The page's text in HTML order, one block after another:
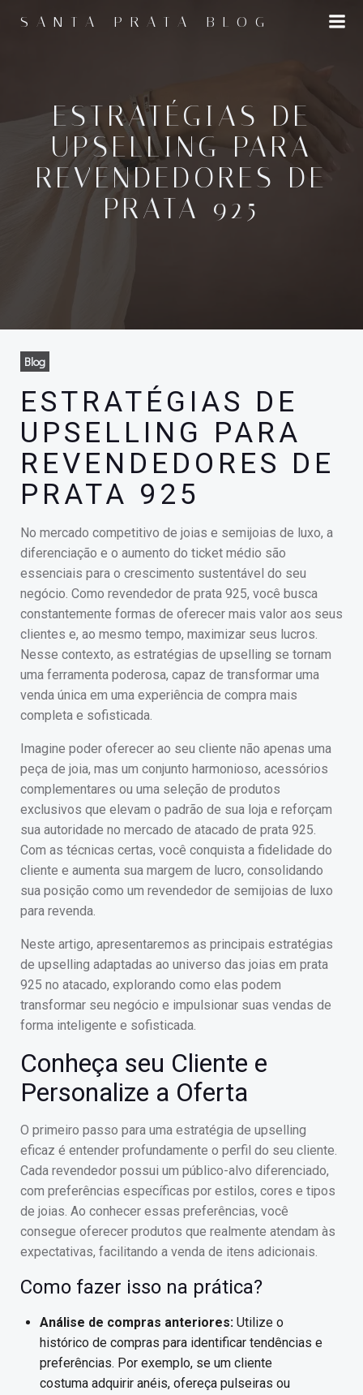
para
SANTA PRATA BLOG
ESTRATÉGIAS DE
UPSELLING PARA
REVENDEDORES DE
PRATA 925
Blog
ESTRATÉGIAS DE
UPSELLING PARA
REVENDEDORES DE
PRATA 925
No mercado competitivo de joias e semijoias de luxo, a
diferenciação e o aumento do ticket médio são
essenciais para o crescimento sustentável do seu
negócio. Como revendedor de prata 925, você busca
constantemente formas de oferecer mais valor aos seus
clientes e, ao mesmo tempo, maximizar seus lucros.
Nesse contexto, as estratégias de upselling se tornam
uma ferramenta poderosa, capaz de transformar uma
venda única em uma experiência de compra mais
completa e sofisticada.
Imagine poder oferecer ao seu cliente não apenas uma
peça de joia, mas um conjunto harmonioso, acessórios
complementares ou uma seleção de produtos
exclusivos que elevam o padrão de sua loja e reforçam
sua autoridade no mercado de atacado de prata 925.
Com as técnicas certas, você conquista a fidelidade do
cliente e aumenta sua margem de lucro, consolidando
sua posição como um revendedor de semijoias de luxo
para revenda.
Neste artigo, apresentaremos as principais estratégias
de upselling adaptadas ao universo das joias em prata
925 no atacado, explorando como elas podem
transformar seu negócio e impulsionar suas vendas de
forma inteligente e sofisticada.
Conheça seu Cliente e
Personalize a Oferta
O primeiro passo para uma estratégia de upselling
eficaz é entender profundamente o perfil do seu cliente.
Cada revendedor possui um público-alvo diferenciado,
com preferências específicas por estilos, cores e tipos
de joias. Ao conhecer essas preferências, você
consegue oferecer produtos que realmente atendam às
expectativas, facilitando a venda de itens adicionais.
Como fazer isso na prática?
Análise de compras anteriores: Utilize o
histórico de compras para identificar tendências e
preferências. Por exemplo, se um cliente
costuma adquirir anéis, ofereça pulseiras ou